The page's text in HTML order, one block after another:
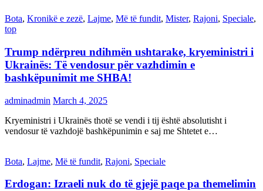
Bota, Kronikë e zezë, Lajme, Më të fundit, Mister, Rajoni, Speciale,
top
Trump ndërpreu ndihmën ushtarake, kryeministri i
Ukrainës: Të vendosur për vazhdimin e
bashkëpunimit me SHBA!
adminadmin March 4, 2025
Kryeministri i Ukrainës thotë se vendi i tij është absolutisht i
vendosur të vazhdojë bashkëpunimin e saj me Shtetet e…
Bota, Lajme, Më të fundit, Rajoni, Speciale
Erdogan: Izraeli nuk do të gjejë paqe pa themelimin